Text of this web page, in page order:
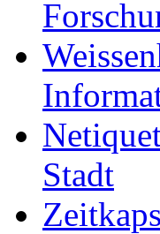
Stadt